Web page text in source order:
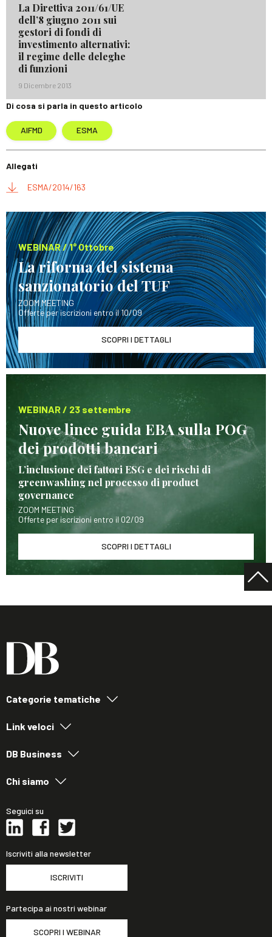
La Direttiva 2011/61/UE
dell’8 giugno 2011 sui
gestori di fondi di
investimento alternativi:
il regime delle deleghe
di funzioni
9 Dicembre 2013
Di cosa si parla in questo articolo
AIFMD ESMA
Allegati
ESMA/2014/163
WEBINAR / 1° Ottobre
La riforma del sistema
sanzionatorio del TUF
ZOOM MEETING
Offerte per iscrizioni entro il 10/09
SCOPRI I DETTAGLI
WEBINAR / 23 settembre
Nuove linee guida EBA sulla POG
dei prodotti bancari
L’inclusione dei fattori ESG e dei rischi di
greenwashing nel processo di product
governance
ZOOM MEETING
Offerte per iscrizioni entro il 02/09
SCOPRI I DETTAGLI
Categorie tematiche
Link veloci
DB Business
Chi siamo
Seguici su
Iscriviti alla newsletter
ISCRIVITI
Partecipa ai nostri webinar
SCOPRI I WEBINAR